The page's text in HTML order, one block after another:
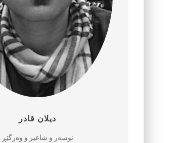
دیلان قادر
نوسه‌ر و شاعیر و وه‌رگێڕ